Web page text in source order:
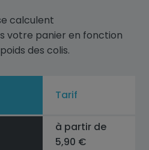
calculent
votre panier en fonction
des colis.
Tarif
à partir de
5,90 €